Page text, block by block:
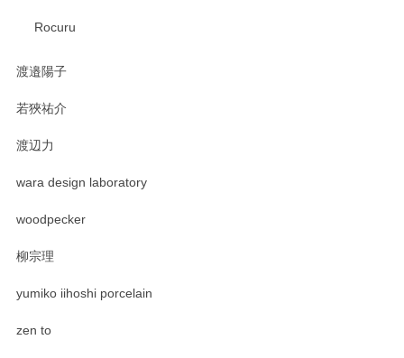
Rocuru
渡邉陽子
若狹祐介
渡辺力
wara design laboratory
woodpecker
柳宗理
yumiko iihoshi porcelain
zen to